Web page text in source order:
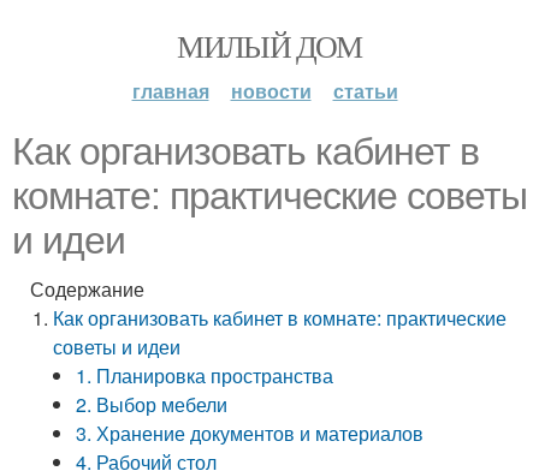
МИЛЫЙ ДОМ
главная новости статьи
Как организовать кабинет в
комнате: практические советы
и идеи
Содержание
Как организовать кабинет в комнате: практические
советы и идеи
1. Планировка пространства
2. Выбор мебели
3. Хранение документов и материалов
4. Рабочий стол